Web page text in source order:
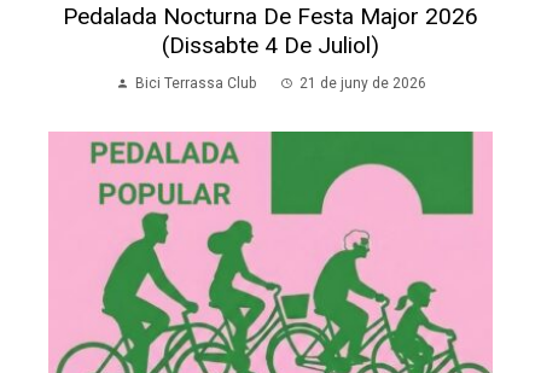
Pedalada Nocturna De Festa Major 2026
(dissabte 4 De Juliol)
Bici Terrassa Club 21 de juny de 2026